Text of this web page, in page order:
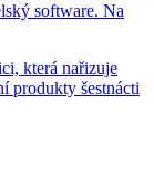
software. Na
která nařizuje
produkty šestnácti